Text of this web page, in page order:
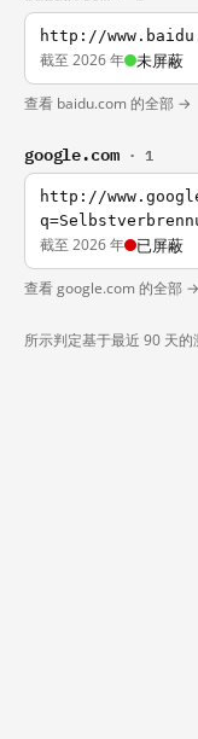
http://
截至 2026 年 未屏蔽
查看 baidu.com 的全部 →
google.com · 1
http://
截至 2026 年 已屏蔽
查看 google.com 的全部 →
所示判定基于最近 90 天的